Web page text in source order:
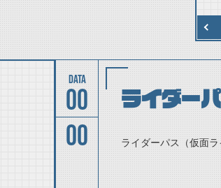
00
00
ライダー
ライダーパス（仮面ラ